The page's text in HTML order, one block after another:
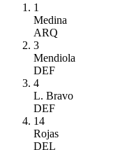
1
Medina
ARQ
3
Mendiola
DEF
4
L. Bravo
DEF
14
Rojas
DEL